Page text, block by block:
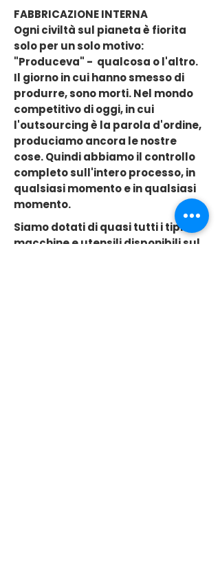
FABBRICAZIONE INTERNA
Ogni civiltà sul pianeta è fiorita
solo per un solo motivo:
"Produceva" - qualcosa o l'altro.
Il giorno in cui hanno smesso di
produrre, sono morti. Nel mondo
competitivo di oggi, in cui
l'outsourcing è la parola d'ordine,
produciamo ancora le nostre
cose. Quindi abbiamo il controllo
completo sull'intero processo, in
qualsiasi momento e in qualsiasi
momento.
Siamo dotati di quasi tutti i tipi di
macchine e utensili disponibili sul